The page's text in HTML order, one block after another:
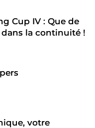
Cup IV : Que de
la continuité !
votre